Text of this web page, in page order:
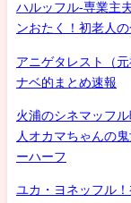
ハルッフル-専業主
ンおたく！初老人
アニゲタレスト（
ナベ的まとめ速報
火浦のシネマッフ
人オカマちゃんの
ーハーフ
ユカ・ヨネッフル